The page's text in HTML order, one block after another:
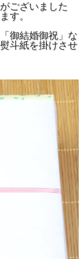
ございました
す。
御結婚御祝」な
斗紙を掛けさせ